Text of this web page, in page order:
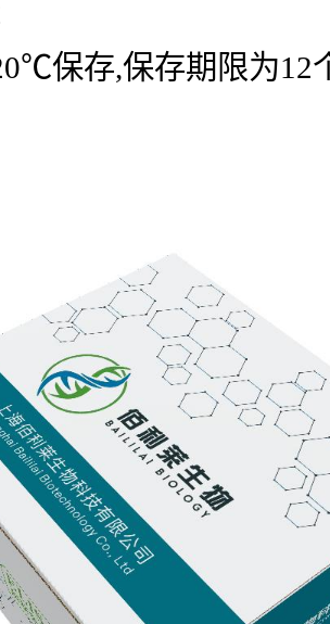
保存,保存期限为12